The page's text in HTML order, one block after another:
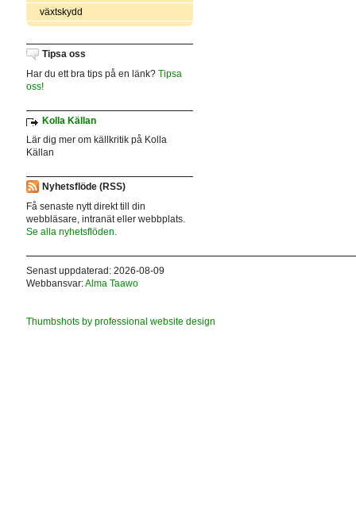
växtskydd
Tipsa oss
Har du ett bra tips på en länk? Tipsa
oss!
Kolla Källan
Lär dig mer om källkritik på Kolla
Källan
Nyhetsflöde (RSS)
Få senaste nytt direkt till din
webbläsare, intranät eller webbplats.
Se alla nyhetsflöden.
Senast uppdaterad: 2026-08-09
Webbansvar:Alma Taawo
Thumbshots by professional website design